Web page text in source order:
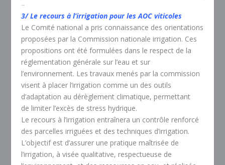
–
3/ Le recours à l’irrigation pour les AOC viticoles
Le Comité national a pris connaissance des orientations
proposées par la Commission nationale irrigation. Ces
propositions ont été formulées dans le respect de la
réglementation générale sur l’eau et sur
l’environnement. Les travaux menés par la commission
visent à placer l’irrigation comme un des outils
d’adaptation au dérèglement climatique, permettant
de limiter l’excès de stress hydrique.
Le recours à l’irrigation entraînera un contrôle renforcé
des parcelles irriguées et des techniques d’irrigation.
L’objectif est d’assurer une pratique maîtrisée de
l’irrigation, à visée qualitative, respectueuse de